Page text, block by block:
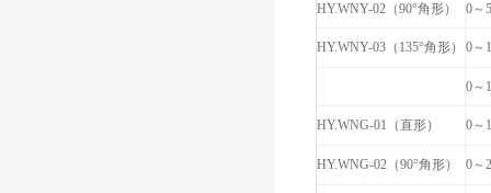
HY.WNY-02（90°角形） 0～5
HY.WNY-03（135°角形） 0～
0～
HY.WNG-01（直形） 0～
HY.WNG-02（90°角形） 0～